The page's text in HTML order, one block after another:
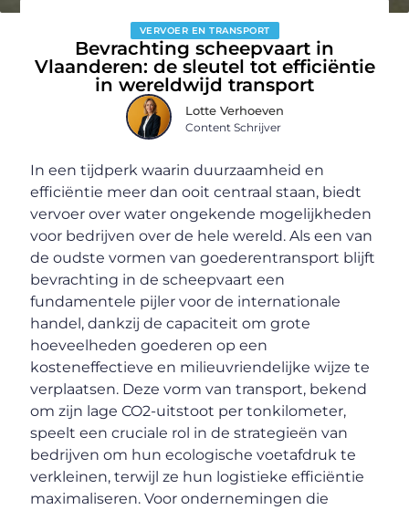
VERVOER EN TRANSPORT
Bevrachting scheepvaart in
Vlaanderen: de sleutel tot efficiëntie
in wereldwijd transport
Lotte Verhoeven
Content Schrijver
In een tijdperk waarin duurzaamheid en
efficiëntie meer dan ooit centraal staan, biedt
vervoer over water ongekende mogelijkheden
voor bedrijven over de hele wereld. Als een van
de oudste vormen van goederentransport blijft
bevrachting in de scheepvaart een
fundamentele pijler voor de internationale
handel, dankzij de capaciteit om grote
hoeveelheden goederen op een
kosteneffectieve en milieuvriendelijke wijze te
verplaatsen. Deze vorm van transport, bekend
om zijn lage CO2-uitstoot per tonkilometer,
speelt een cruciale rol in de strategieën van
bedrijven om hun ecologische voetafdruk te
verkleinen, terwijl ze hun logistieke efficiëntie
maximaliseren. Voor ondernemingen die